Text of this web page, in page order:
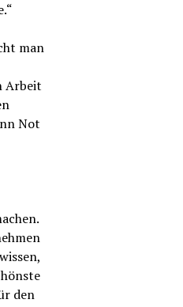
man
Arbeit
Not
den